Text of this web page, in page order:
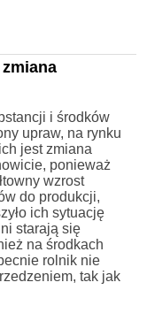
i środków
upraw, na rynku
jest zmiana
ponieważ
wzrost
do produkcji,
ich sytuację
starają się
na środkach
rolnik nie
tak jak